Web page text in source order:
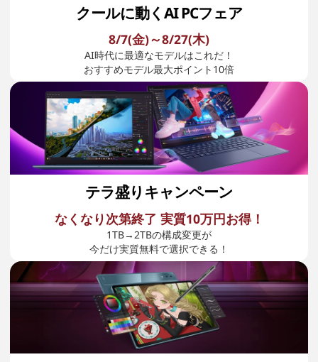
クールに動くAI PCフェア
8/7(金)～8/27(木)
AI時代に最適なモデルはこれだ！
おすすめモデル最大ポイント10倍
テラ盛りキャンペーン
なくなり次第終了 実質10万円お得！
1TB→2TBの構成変更が
今だけ実質無料で選択できる！